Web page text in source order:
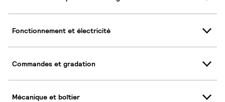
Fonctionnement et électricité
Commandes et gradation
Mécanique et boîtier